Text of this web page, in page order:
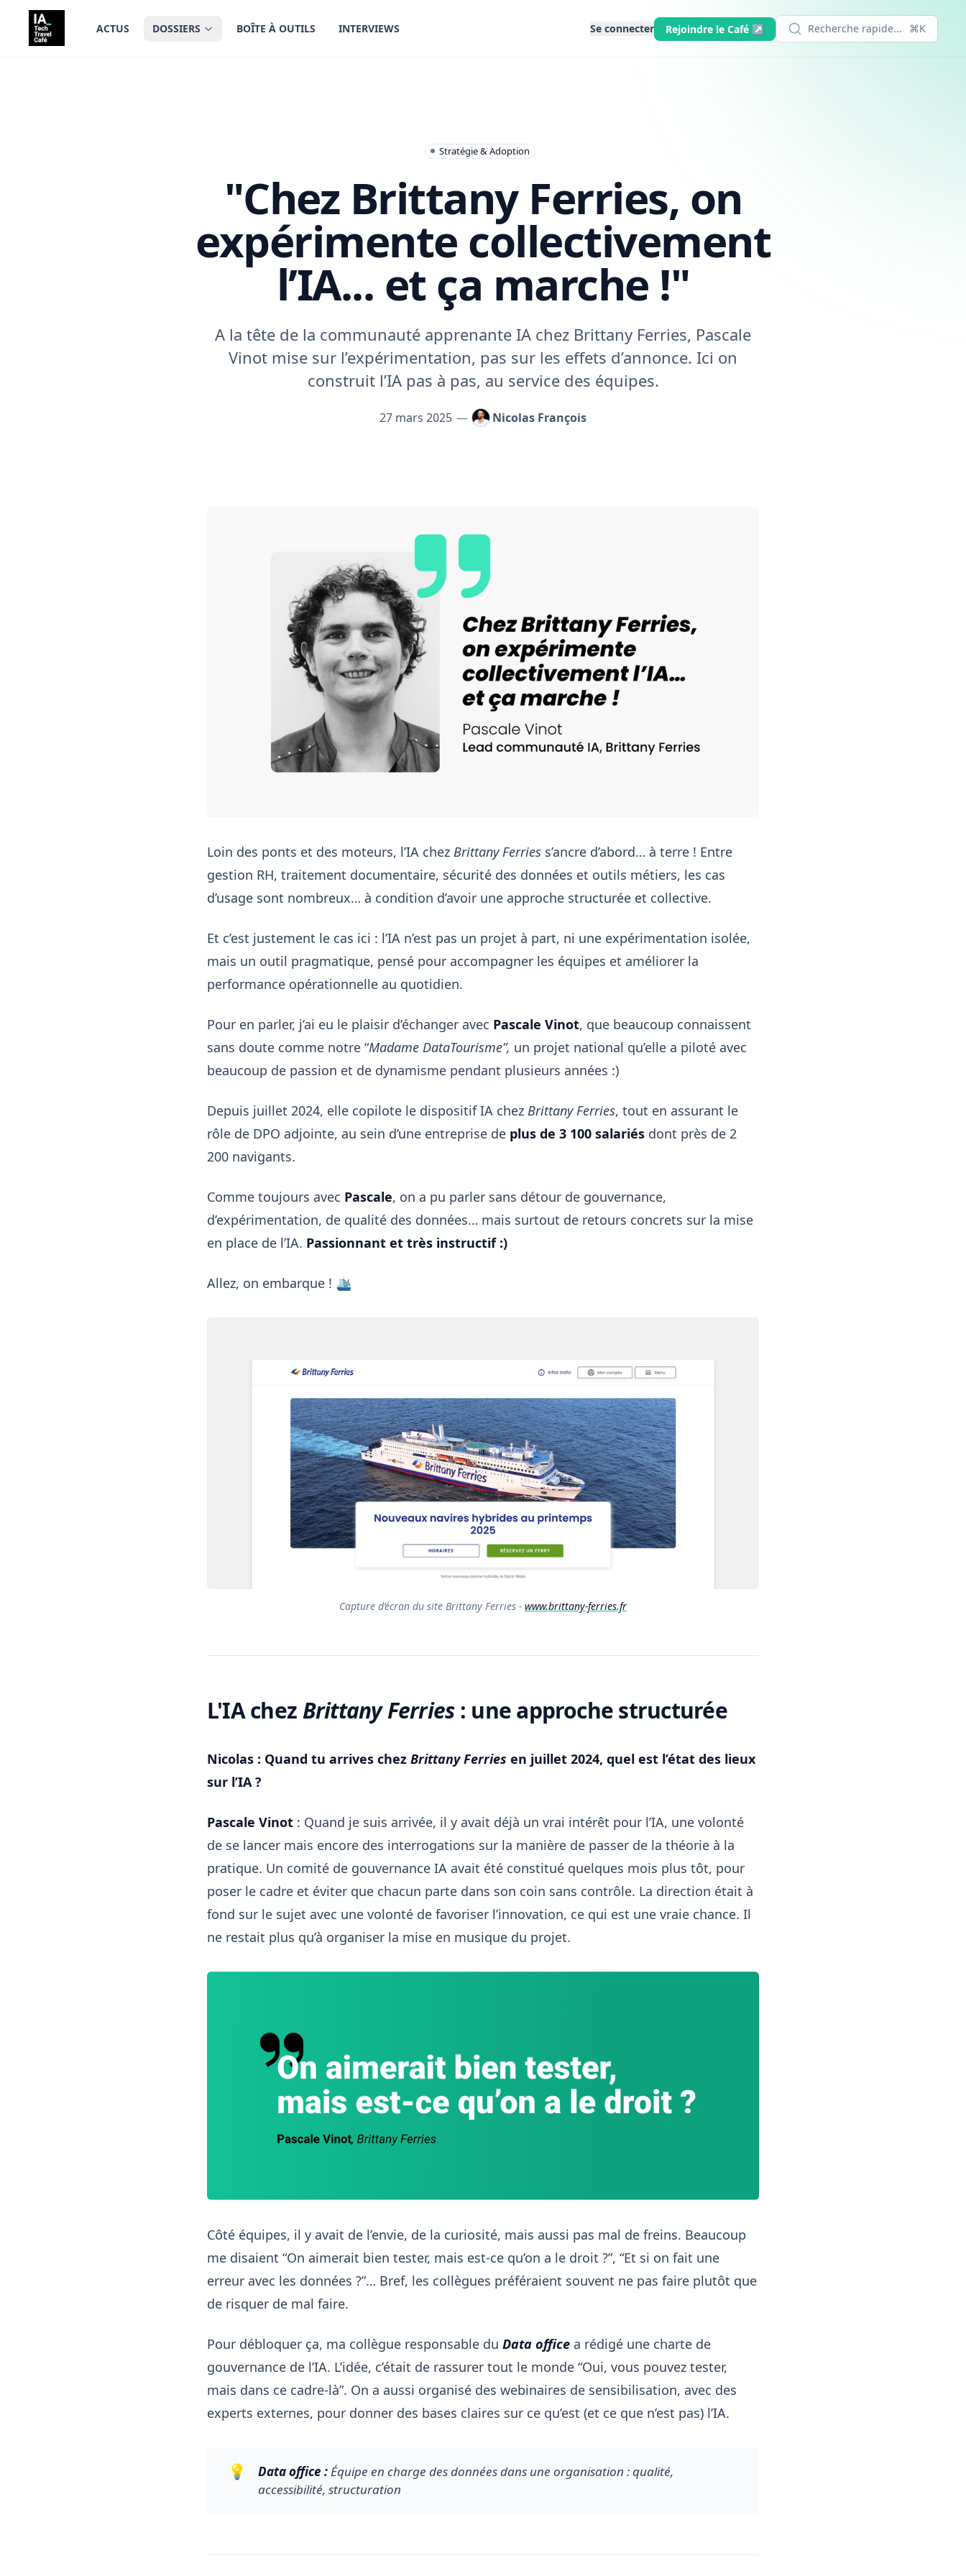
principal
ACTUS
DOSSIERS BOÎTE À OUTILS INTERVIEWS Se connecter Rejoindre le Café ↗ Recherche rapide... ⌘K
Stratégie & Adoption
"Chez Brittany Ferries, on
expérimente collectivement
l’IA... et ça marche !"
A la tête de la communauté apprenante IA chez Brittany Ferries, Pascale
Vinot mise sur l’expérimentation, pas sur les effets d’annonce. Ici on
construit l’IA pas à pas, au service des équipes.
27 mars 2025 — Nicolas François
Loin des ponts et des moteurs, l’IA chez Brittany Ferries s’ancre d’abord… à terre ! Entre
gestion RH, traitement documentaire, sécurité des données et outils métiers, les cas
d’usage sont nombreux… à condition d’avoir une approche structurée et collective.
Et c’est justement le cas ici : l’IA n’est pas un projet à part, ni une expérimentation isolée,
mais un outil pragmatique, pensé pour accompagner les équipes et améliorer la
performance opérationnelle au quotidien.
Pour en parler, j’ai eu le plaisir d’échanger avec Pascale Vinot, que beaucoup connaissent
sans doute comme notre “Madame DataTourisme”, un projet national qu’elle a piloté avec
beaucoup de passion et de dynamisme pendant plusieurs années :)
Depuis juillet 2024, elle copilote le dispositif IA chez Brittany Ferries, tout en assurant le
rôle de DPO adjointe, au sein d’une entreprise de plus de 3 100 salariés dont près de 2
200 navigants.
Comme toujours avec Pascale, on a pu parler sans détour de gouvernance,
d’expérimentation, de qualité des données… mais surtout de retours concrets sur la mise
en place de l’IA. Passionnant et très instructif :)
Allez, on embarque ! 🛳️
Capture d’écran du site Brittany Ferries - www.brittany-ferries.fr
L'IA chezBrittany Ferries: une approche structurée
Nicolas : Quand tu arrives chez Brittany Ferries en juillet 2024, quel est l’état des lieux
sur l’IA ?
Pascale Vinot : Quand je suis arrivée, il y avait déjà un vrai intérêt pour l’IA, une volonté
de se lancer mais encore des interrogations sur la manière de passer de la théorie à la
pratique. Un comité de gouvernance IA avait été constitué quelques mois plus tôt, pour
poser le cadre et éviter que chacun parte dans son coin sans contrôle. La direction était à
fond sur le sujet avec une volonté de favoriser l’innovation, ce qui est une vraie chance. Il
ne restait plus qu’à organiser la mise en musique du projet.
Côté équipes, il y avait de l’envie, de la curiosité, mais aussi pas mal de freins. Beaucoup
me disaient “On aimerait bien tester, mais est-ce qu’on a le droit ?”, “Et si on fait une
erreur avec les données ?”… Bref, les collègues préféraient souvent ne pas faire plutôt que
de risquer de mal faire.
Pour débloquer ça, ma collègue responsable du Data office a rédigé une charte de
gouvernance de l’IA. L’idée, c’était de rassurer tout le monde “Oui, vous pouvez tester,
mais dans ce cadre-là”. On a aussi organisé des webinaires de sensibilisation, avec des
experts externes, pour donner des bases claires sur ce qu’est (et ce que n’est pas) l’IA.
💡 Data office : Équipe en charge des données dans une organisation : qualité,
accessibilité, structuration